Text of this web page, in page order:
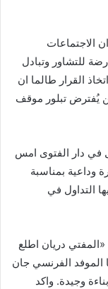
الاجتماعات
للتشاور وتبادل
القرار طالما ان
يُفترض تبلور موقف
في دار الفتوى امس
وداعية بمناسبة
التداول في
دريان اطلع
الموفد الفرنسي جان
وجيدة. واكد